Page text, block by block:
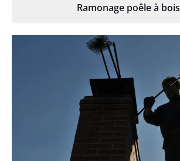
Ramonage poêle à bois